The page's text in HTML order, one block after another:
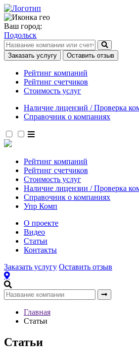
Ваш город:
Подольск
Заказать услугу Оставить отзыв
Рейтинг компаний
Рейтинг счетчиков
Стоимость услуг
Наличие лицензий / Проверка
Справочник о компаниях
Рейтинг компаний
Рейтинг счетчиков
Стоимость услуг
Наличие лицензии / Проверка
Справочник о компаниях
Упр Комп
О проекте
Видео
Статьи
Контакты
Заказать услугу Оставить отзыв
Главная
Статьи
Статьи